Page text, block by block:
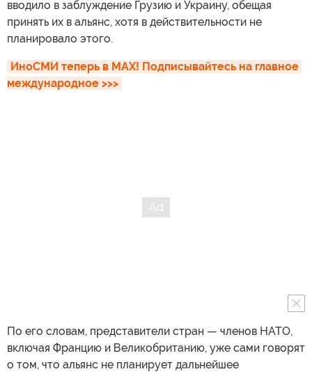
вводило в заблуждение Грузию и Украину, обещая
принять их в альянс, хотя в действительности не
планировало этого.
ИноСМИ теперь в MAX! Подписывайтесь на главное
международное >>>
По его словам, представители стран — членов НАТО,
включая Францию и Великобританию, уже сами говорят
о том, что альянс не планирует дальнейшее